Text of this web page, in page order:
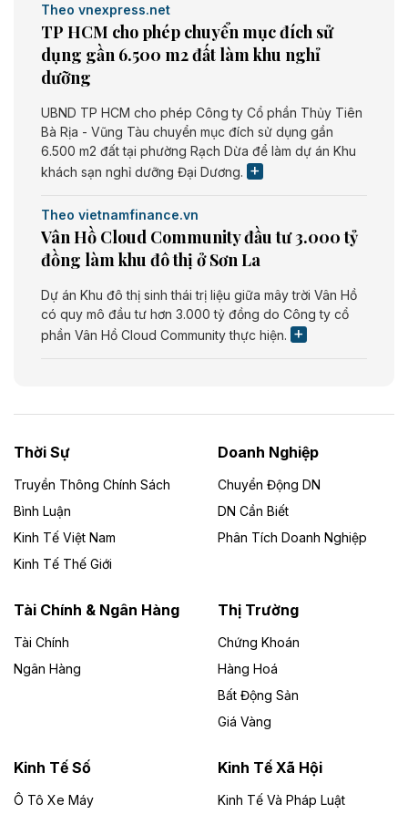
Theo vnexpress.net
TP HCM cho phép chuyển mục đích sử
dụng gần 6.500 m2 đất làm khu nghỉ
dưỡng
UBND TP HCM cho phép Công ty Cổ phần Thủy Tiên
Bà Rịa - Vũng Tàu chuyển mục đích sử dụng gần
6.500 m2 đất tại phường Rạch Dừa để làm dự án Khu
khách sạn nghỉ dưỡng Đại Dương.
Theo vietnamfinance.vn
Vân Hồ Cloud Community đầu tư 3.000 tỷ
đồng làm khu đô thị ở Sơn La
Dự án Khu đô thị sinh thái trị liệu giữa mây trời Vân Hồ
có quy mô đầu tư hơn 3.000 tỷ đồng do Công ty cổ
phần Vân Hồ Cloud Community thực hiện.
Dự án Nhà máy xử lý rác và phát điện Bắc Giang do
Công ty TNHH Năng lượng môi trường Bắc Giang làm
Theo vietnamfinance.vn
Đức Long Gia Lai mở rộng ‘hệ sinh thái’
Lai
Bốn doanh nghiệp có sự góp vốn của Công ty Cổ
phần Tập đoàn Đức Long Gia Lai (HoSE: DLG) được
Gia Lai với tổng vốn hơn 4.750 tỷ đồng.
Đồng Nai cho thuê gần 59 ha đất làm khu
công nghiệp ở Long Thành
Thời Sự
Truyền Thông Chính Sách
Bình Luận
Kinh Tế Việt Nam
Kinh Tế Thế Giới
Doanh Nghiệp
Chuyển Động DN
DN Cần Biết
Phân Tích Doanh Nghiệp
Tài Chính & Ngân Hàng
Tài Chính
Ngân Hàng
Thị Trường
Chứng Khoán
Hàng Hoá
Bất Động Sản
Giá Vàng
Kinh Tế Số
Ô Tô Xe Máy
Kinh Tế Xã Hội
Kinh Tế Và Pháp Luật